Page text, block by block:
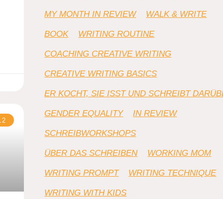
MY MONTH IN REVIEW WALK & WRITE
BOOK WRITING ROUTINE
COACHING CREATIVE WRITING
CREATIVE WRITING BASICS
ER KOCHT, SIE ISST UND SCHREIBT
GENDER EQUALITY IN REVIEW
SCHREIBWORKSHOPS
ÜBER DAS SCHREIBEN WORKING MOM
WRITING PROMPT WRITING TECHNIQUE
WRITING WITH KIDS